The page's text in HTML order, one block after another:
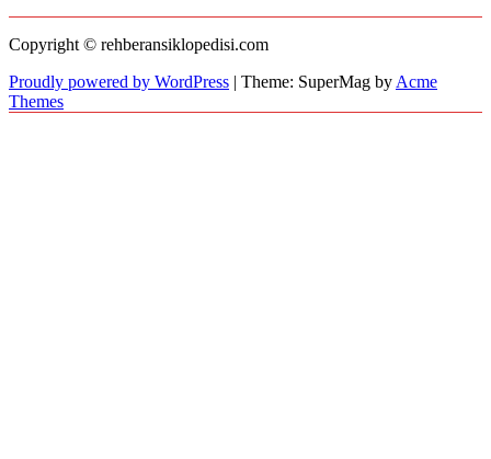
Copyright © rehberansiklopedisi.com
Proudly powered by WordPress
Theme: SuperMag byAcme
Themes